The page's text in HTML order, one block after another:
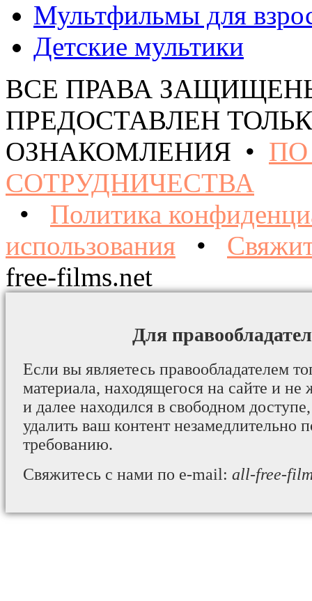
Мультфильмы для
Детские мультики
ВСЕ ПРАВА
ПРЕДОСТАВЛЕН
ОЗНАКОМЛЕНИЯ •
СОТРУДНИЧЕСТВА
• Политика
использования •
free-films.net
Для
Если вы являетесь правообладателем
материала, находящегося на сайте и не
и далее находился в свободном
удалить ваш контент незамедлительно
требованию.
Свяжитесь с нами по e-mail: all-free-